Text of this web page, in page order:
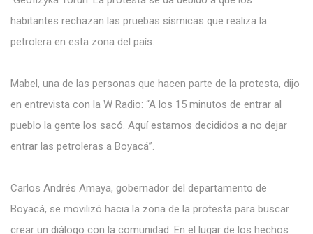
habitantes rechazan las pruebas sísmicas que realiza la
petrolera en esta zona del país.
Mabel, una de las personas que hacen parte de la protesta, dijo
en entrevista con la W Radio: “A los 15 minutos de entrar al
pueblo la gente los sacó. Aquí estamos decididos a no dejar
entrar las petroleras a Boyacá”.
Carlos Andrés Amaya, gobernador del departamento de
Boyacá, se movilizó hacia la zona de la protesta para buscar
crear un diálogo con la comunidad. En el lugar de los hechos